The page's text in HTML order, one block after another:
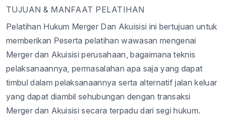
TUJUAN & MANFAAT PELATIHAN
Pelatihan Hukum Merger Dan Akuisisi ini bertujuan untuk
memberikan Peserta pelatihan wawasan mengenai
Merger dan Akuisisi perusahaan,bagaimana teknis
pelaksanaannya,permasalahan apa saja yang dapat
timbul dalam pelaksanaannya serta alternatif jalan keluar
yang dapat diambil sehubungan dengan transaksi
Merger dan Akuisisi secara terpadu dari segi hukum.